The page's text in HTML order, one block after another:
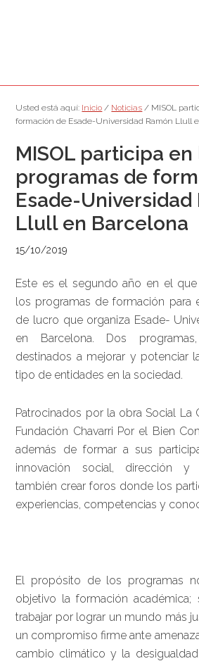
principal
lateral
página
Usted está aquí: Inicio / Noticias / MISOL
formación de Esade-Universidad Ramón Llull
MISOL participa en
programas de
Esade-Universidad
Llull en Barcelona
15/10/2019
Este es el segundo año en el que
los programas de formación para
de lucro que organiza Esade-
en Barcelona. Dos
destinados a mejorar y potenciar
tipo de entidades en la sociedad.
Patrocinados por la obra Social La
Fundación Chavarri Por el Bien
además de formar a sus
innovación social, dirección y
también crear foros donde los
experiencias, competencias y
El propósito de los programas
objetivo la formación
trabajar por lograr un mundo más
un compromiso firme ante
cambio climático y la